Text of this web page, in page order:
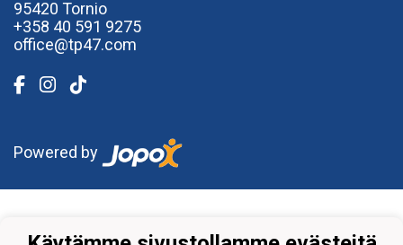
95420 Tornio
+358 40 591 9275
office@tp47.com
Powered by